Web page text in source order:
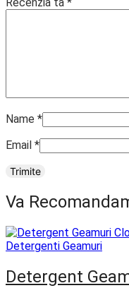
Recenzia ta *
Name *
Email *
Va
Detergenti Geamuri
Detergent